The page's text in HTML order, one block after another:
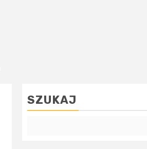
SZUKAJ